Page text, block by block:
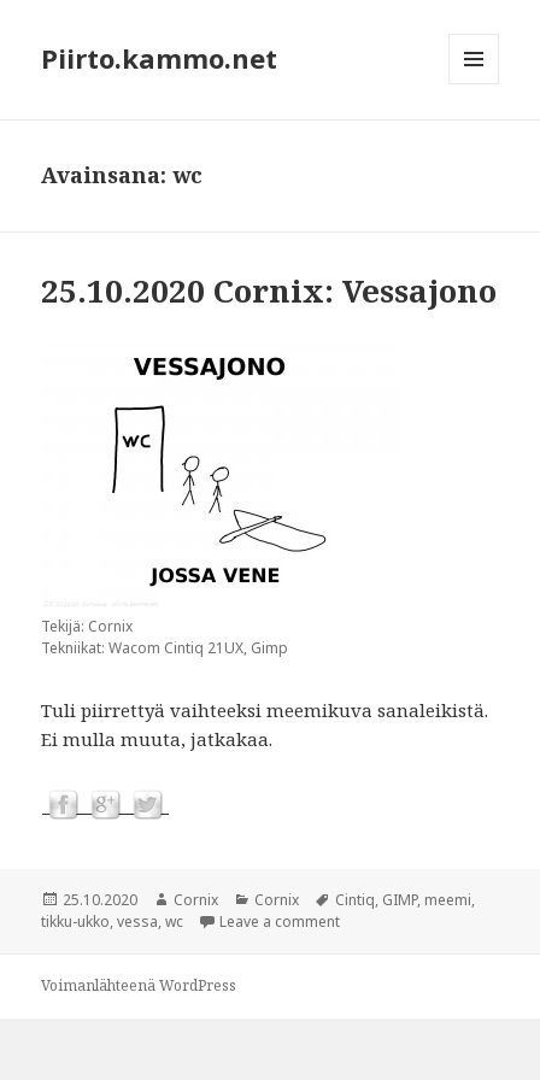
Piirto.kammo.net
Avainsana: wc
25.10.2020 Cornix: Vessajono
Tekijä: Cornix
Tekniikat: Wacom Cintiq 21UX, Gimp
Tuli piirrettyä vaihteeksi meemikuva sanaleikistä.
Ei mulla muuta, jatkakaa.
Julkaistu
25.10.2020 Kirjoittaja
Cornix Kategoriat
Cornix Avainsanat
Cintiq, GIMP, meemi,
tikku-ukko,vessa,wc Leave a comment
Voimanlähteenä WordPress